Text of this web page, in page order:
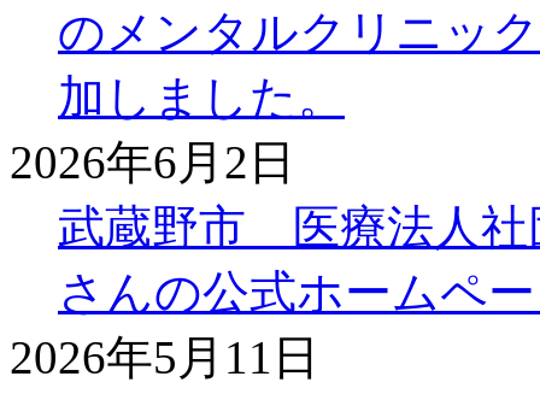
のメンタルクリニッ
加しました。
2026年6月2日
武蔵野市 医療法人
さんの公式ホームペ
2026年5月11日